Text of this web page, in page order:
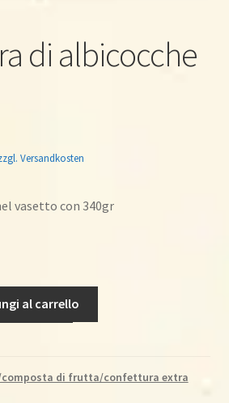
di albicocche
Versandkosten
vasetto con 340gr
al carrello
di frutta/confettura extra